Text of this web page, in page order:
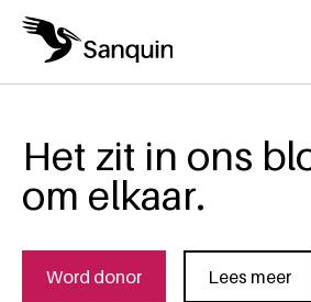
Overslaan en naar de inhoud gaan
Het zit in ons
om elkaar.
Word donor Lees meer